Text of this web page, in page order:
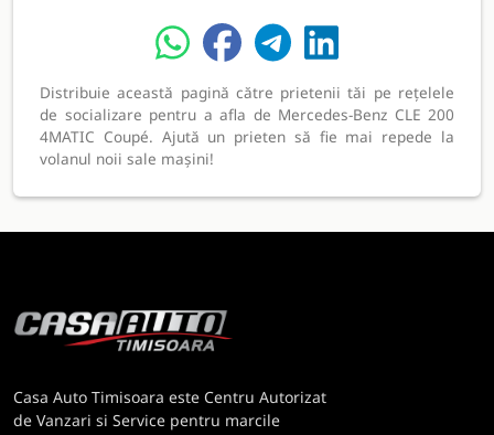
Distribuie această pagină către prietenii tăi pe rețelele
de socializare pentru a afla de Mercedes-Benz CLE 200
4MATIC Coupé. Ajută un prieten să fie mai repede la
volanul noii sale mașini!
Casa Auto Timisoara este Centru Autorizat
de Vanzari si Service pentru marcile